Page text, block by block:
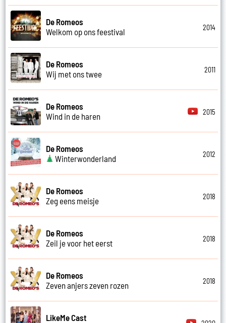
De Romeos
Welkom op ons feestival
2014
De Romeos
Wij met ons twee
2011
De Romeos
Wind in de haren
2015
De Romeos
Winterwonderland
2012
De Romeos
Zeg eens meisje
2018
De Romeos
Zeil je voor het eerst
2018
De Romeos
Zeven anjers zeven rozen
2018
LikeMe Cast